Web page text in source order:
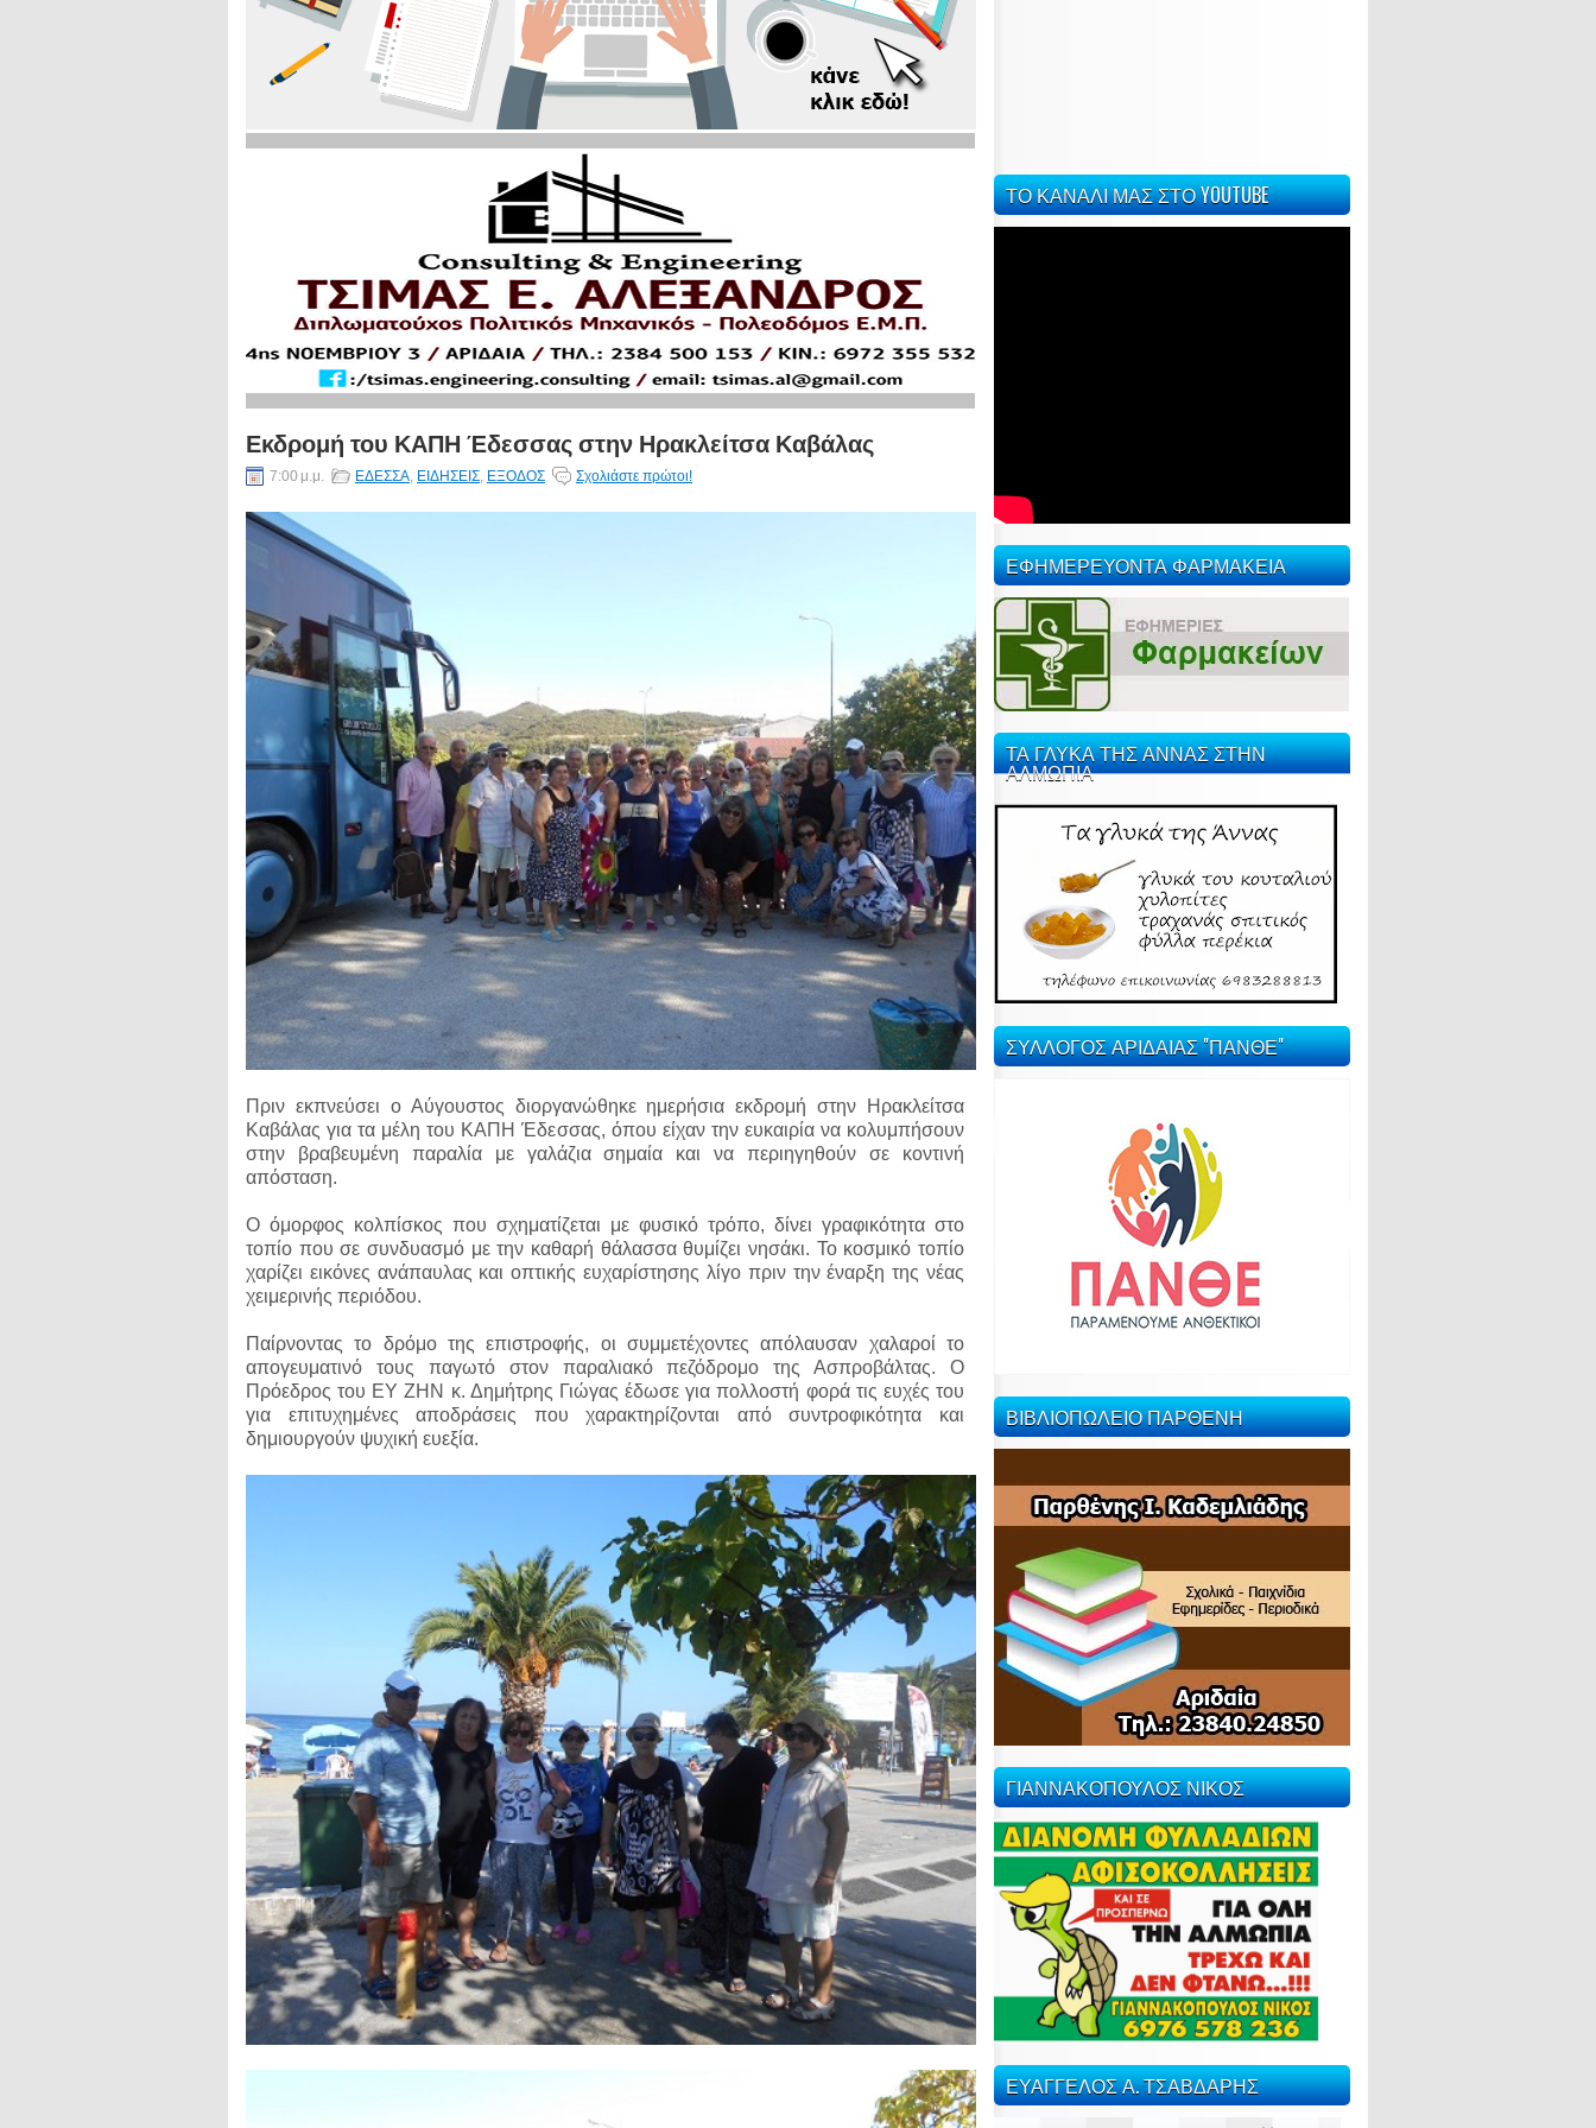
Εκδρομή του ΚΑΠΗ Έδεσσας στην Ηρακλείτσα Καβάλας
7:00 μ.μ. ΕΔΕΣΣΑ, ΕΙΔΗΣΕΙΣ, ΕΞΟΔΟΣ Σχολιάστε πρώτοι!
Πριν εκπνεύσει ο Αύγουστος διοργανώθηκε ημερήσια εκδρομή στην Ηρακλείτσα
Καβάλας για τα μέλη του ΚΑΠΗ Έδεσσας, όπου είχαν την ευκαιρία να κολυμπήσουν
στην βραβευμένη παραλία με γαλάζια σημαία και να περιηγηθούν σε κοντινή
απόσταση.
Ο όμορφος κολπίσκος που σχηματίζεται με φυσικό τρόπο, δίνει γραφικότητα στο
τοπίο που σε συνδυασμό με την καθαρή θάλασσα θυμίζει νησάκι. Το κοσμικό τοπίο
χαρίζει εικόνες ανάπαυλας και οπτικής ευχαρίστησης λίγο πριν την έναρξη της νέας
χειμερινής περιόδου.
Παίρνοντας το δρόμο της επιστροφής, οι συμμετέχοντες απόλαυσαν χαλαροί το
απογευματινό τους παγωτό στον παραλιακό πεζόδρομο της Ασπροβάλτας. Ο
Πρόεδρος του ΕΥ ΖΗΝ κ. Δημήτρης Γιώγας έδωσε για πολλοστή φορά τις ευχές του
για επιτυχημένες αποδράσεις που χαρακτηρίζονται από συντροφικότητα και
δημιουργούν ψυχική ευεξία.
ΤΟ ΚΑΝΑΛΙ ΜΑΣ ΣΤΟ YOUTUBE
ΕΦΗΜΕΡΕΥΟΝΤΑ ΦΑΡΜΑΚΕΙΑ
ΤΑ ΓΛΥΚΑ ΤΗΣ ΑΝΝΑΣ ΣΤΗΝ
ΑΛΜΩΠΙΑ
ΣΥΛΛΟΓΟΣ ΑΡΙΔΑΙΑΣ "ΠΑΝΘΕ"
ΒΙΒΛΙΟΠΩΛΕΙΟ ΠΑΡΘΕΝΗ
ΓΙΑΝΝΑΚΟΠΟΥΛΟΣ ΝΙΚΟΣ
ΕΥΑΓΓΕΛΟΣ Α. ΤΣΑΒΔΑΡΗΣ